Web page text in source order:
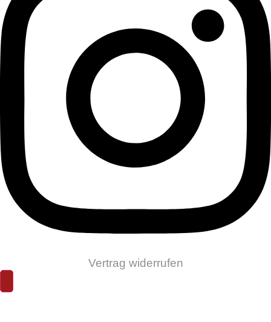
Vertrag widerrufen